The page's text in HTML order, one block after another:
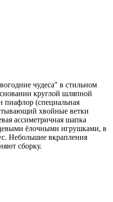
чудеса" в стильном
круглой шляпной
пиафлор (специальная
хвойные ветки
ассиметричная шапка
ёлочными игрушками, в
Небольшие вкрапления
сборку.